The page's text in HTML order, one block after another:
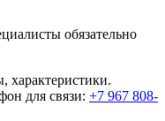
обязательно
характеристики.
для связи: +7 967 808-